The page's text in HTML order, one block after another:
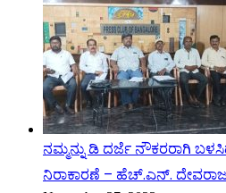
ನಮ್ಮನ್ನು ಡಿ ದರ್ಜೆ ನೌಕರರಾಗಿ
ನಿರಾಕಾರಣೆ – ಹೆಚ್.ಎನ್.